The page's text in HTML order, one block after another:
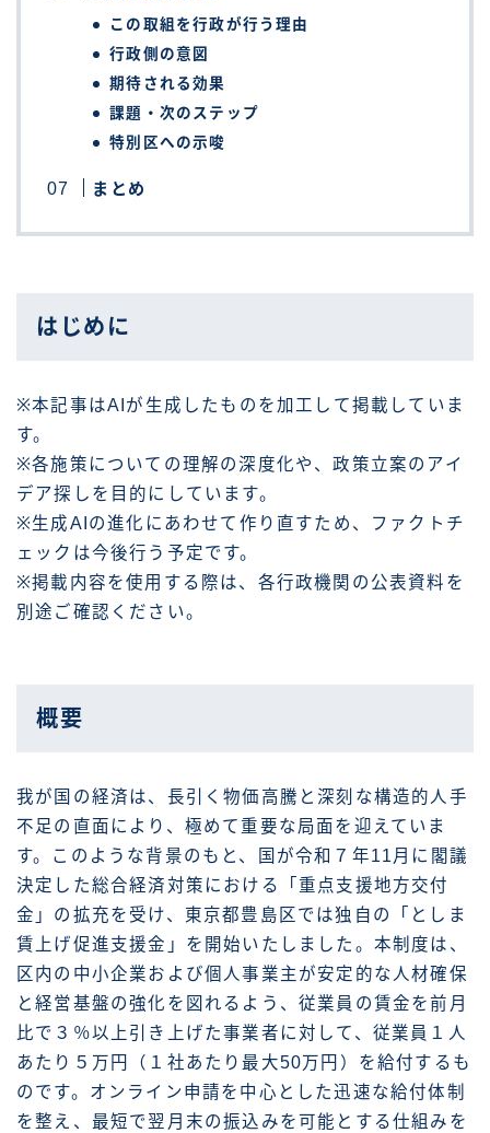
この取組を行政が行う理由
行政側の意図
期待される効果
課題・次のステップ
特別区への示唆
まとめ
はじめに
※本記事はAIが生成したものを加工して掲載していま
す。
※各施策についての理解の深度化や、政策立案のアイ
デア探しを目的にしています。
※生成AIの進化にあわせて作り直すため、ファクトチ
ェックは今後行う予定です。
※掲載内容を使用する際は、各行政機関の公表資料を
別途ご確認ください。
概要
我が国の経済は、長引く物価高騰と深刻な構造的人手
不足の直面により、極めて重要な局面を迎えていま
す。このような背景のもと、国が令和７年11月に閣議
決定した総合経済対策における「重点支援地方交付
金」の拡充を受け、東京都豊島区では独自の「としま
賃上げ促進支援金」を開始いたしました。本制度は、
区内の中小企業および個人事業主が安定的な人材確保
と経営基盤の強化を図れるよう、従業員の賃金を前月
比で３％以上引き上げた事業者に対して、従業員１人
あたり５万円（１社あたり最大50万円）を給付するも
のです。オンライン申請を中心とした迅速な給付体制
を整え、最短で翌月末の振込みを可能とする仕組みを